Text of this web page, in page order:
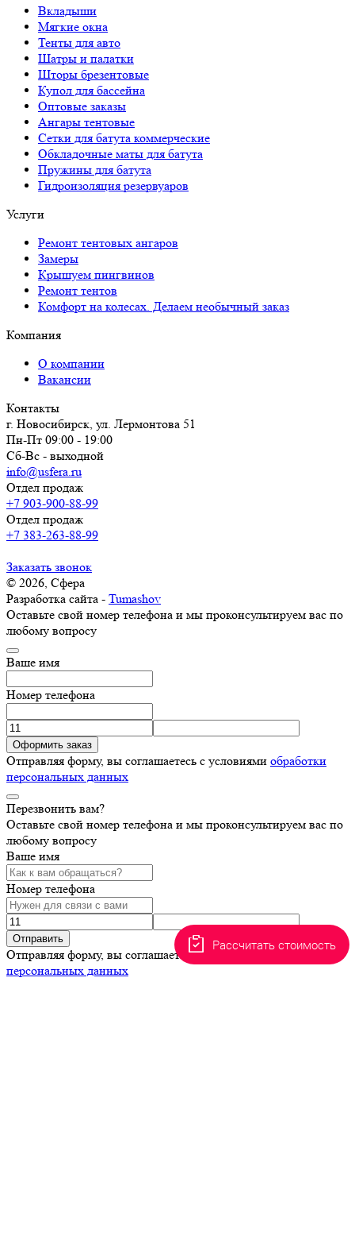
Вкладыши
Мягкие окна
Тенты для авто
Шатры и палатки
Шторы брезентовые
Купол для бассейна
Оптовые заказы
Ангары тентовые
Сетки для батута коммерческие
Обкладочные маты для батута
Пружины для батута
Гидроизоляция резервуаров
Услуги
Ремонт тентовых ангаров
Замеры
Крышуем пингвинов
Ремонт тентов
Комфорт на колесах. Делаем необычный заказ
Компания
О компании
Вакансии
Контакты
г. Новосибирск, ул. Лермонтова 51
Пн-Пт 09:00 - 19:00
Сб-Вс - выходной
info@usfera.ru
Отдел продаж
+7 903-900-88-99
Отдел продаж
+7 383-263-88-99
Заказать звонок
© 2026, Сфера
Разработка сайта - Tumashov
Оставьте свой номер телефона и мы проконсультируем вас по
любому вопросу
Ваше имя
Номер телефона
Оформить заказ
Отправляя форму, вы соглашаетесь с условиями обработки
персональных данных
Перезвонить вам?
Оставьте свой номер телефона и мы проконсультируем вас по
любому вопросу
Ваше имя
Номер телефона
Отправить
Отправляя форму, вы соглашаетесь с условиямиобработки
персональных данных
Рассчитать стоимость